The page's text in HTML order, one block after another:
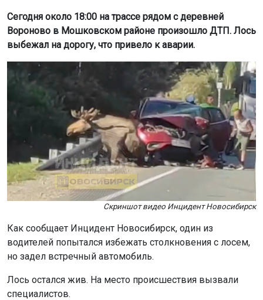
Сегодня около 18:00 на трассе рядом с деревней
Вороново в Мошковском районе произошло ДТП. Лось
выбежал на дорогу, что привело к аварии.
Скриншот видео Инцидент Новосибирск
Как сообщает Инцидент Новосибирск, один из
водителей попытался избежать столкновения с лосем,
но задел встречный автомобиль.
Лось остался жив. На место происшествия вызвали
специалистов.